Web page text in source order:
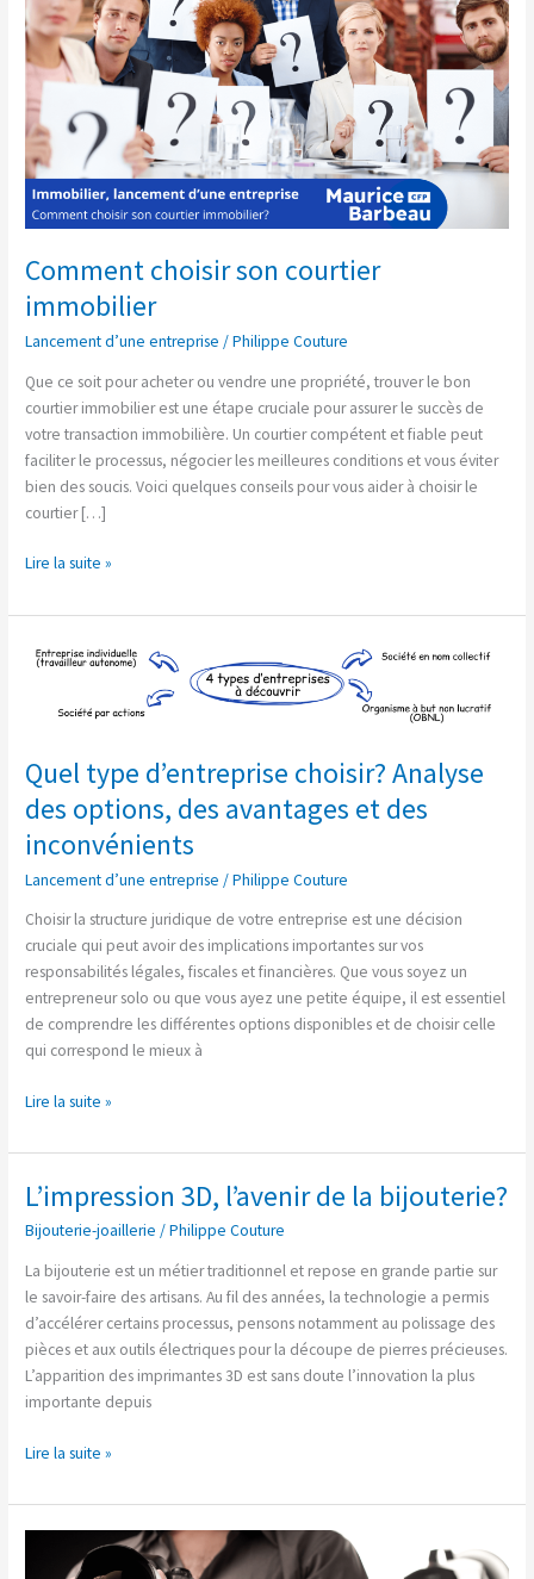
Comment choisir son courtier
immobilier
Lancement d’une entreprise /Philippe Couture
Que ce soit pour acheter ou vendre une propriété, trouver le bon
courtier immobilier est une étape cruciale pour assurer le succès de
votre transaction immobilière. Un courtier compétent et fiable peut
faciliter le processus, négocier les meilleures conditions et vous éviter
bien des soucis. Voici quelques conseils pour vous aider à choisir le
courtier […]
Lire la suite »
Quel type d’entreprise choisir? Analyse
des options, des avantages et des
inconvénients
Lancement d’une entreprise /Philippe Couture
Choisir la structure juridique de votre entreprise est une décision
cruciale qui peut avoir des implications importantes sur vos
responsabilités légales, fiscales et financières. Que vous soyez un
entrepreneur solo ou que vous ayez une petite équipe, il est essentiel
de comprendre les différentes options disponibles et de choisir celle
qui correspond le mieux à
Quel
d’entreprise
des
options,
des
avantages
et
des
inconvénients
Lire la suite »
L’impression 3D, l’avenir de la bijouterie?
Bijouterie-joaillerie /Philippe Couture
La bijouterie est un métier traditionnel et repose en grande partie sur
le savoir-faire des artisans. Au fil des années, la technologie a permis
d’accélérer certains processus, pensons notamment au polissage des
pièces et aux outils électriques pour la découpe de pierres précieuses.
L’apparition des imprimantes 3D est sans doute l’innovation la plus
importante depuis
L’impression
l’avenir
de
la
bijouterie?
Lire la suite »
pertinence